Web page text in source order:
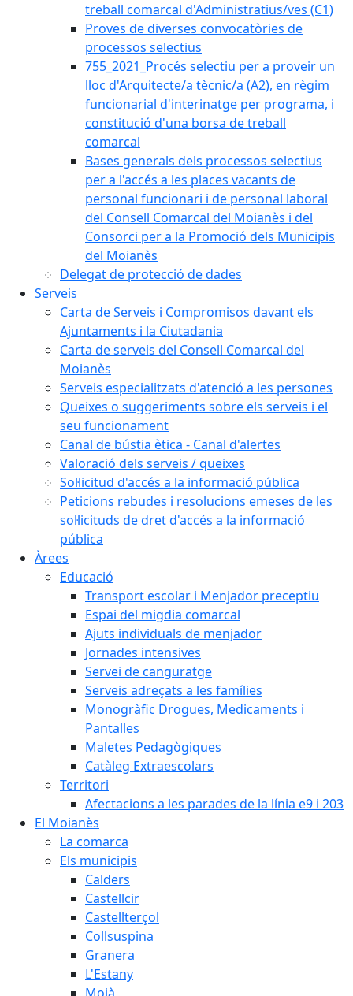
treball comarcal d'Administratius/ves (C1)
Proves de diverses convocatòries de
processos selectius
755_2021_Procés selectiu per a proveir un
lloc d'Arquitecte/a tècnic/a (A2), en règim
funcionarial d'interinatge per programa, i
constitució d'una borsa de treball
comarcal
Bases generals dels processos selectius
per a l'accés a les places vacants de
personal funcionari i de personal laboral
del Consell Comarcal del Moianès i del
Consorci per a la Promoció dels Municipis
del Moianès
Delegat de protecció de dades
Serveis
Carta de Serveis i Compromisos davant els
Ajuntaments i la Ciutadania
Carta de serveis del Consell Comarcal del
Moianès
Serveis especialitzats d'atenció a les persones
Queixes o suggeriments sobre els serveis i el
seu funcionament
Canal de bústia ètica - Canal d'alertes
Valoració dels serveis / queixes
Sol·licitud d'accés a la informació pública
Peticions rebudes i resolucions emeses de les
sol·licituds de dret d'accés a la informació
pública
Àrees
Educació
Transport escolar i Menjador preceptiu
Espai del migdia comarcal
Ajuts individuals de menjador
Jornades intensives
Servei de canguratge
Serveis adreçats a les famílies
Monogràfic Drogues, Medicaments i
Pantalles
Maletes Pedagògiques
Catàleg Extraescolars
Territori
Afectacions a les parades de la línia e9 i 203
El Moianès
La comarca
Els municipis
Calders
Castellcir
Castellterçol
Collsuspina
Granera
L'Estany